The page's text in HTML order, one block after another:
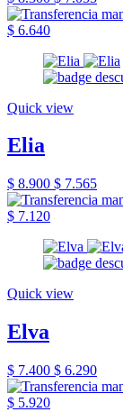
$ 6.640
Quick view
Elia
$ 8.900 $ 7.565
$ 7.120
Quick view
Elva
$ 7.400 $ 6.290
$ 5.920